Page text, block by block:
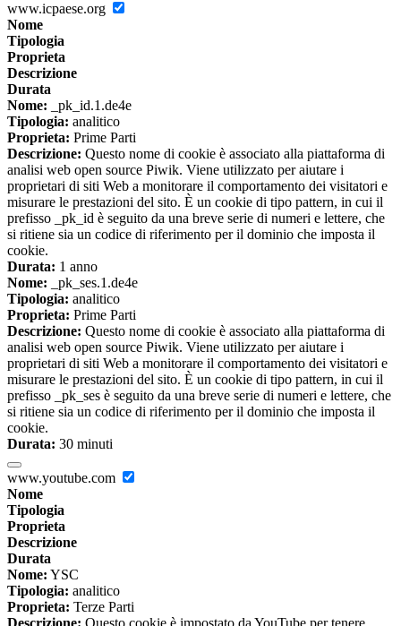
www.icpaese.org
Nome
Tipologia
Proprieta
Descrizione
Durata
Nome: _pk_id.1.de4e
Tipologia: analitico
Proprieta: Prime Parti
Descrizione: Questo nome di cookie è associato alla piattaforma di
analisi web open source Piwik. Viene utilizzato per aiutare i
proprietari di siti Web a monitorare il comportamento dei visitatori e
misurare le prestazioni del sito. È un cookie di tipo pattern, in cui il
prefisso _pk_id è seguito da una breve serie di numeri e lettere, che
si ritiene sia un codice di riferimento per il dominio che imposta il
cookie.
Durata: 1 anno
Nome: _pk_ses.1.de4e
Tipologia: analitico
Proprieta: Prime Parti
Descrizione: Questo nome di cookie è associato alla piattaforma di
analisi web open source Piwik. Viene utilizzato per aiutare i
proprietari di siti Web a monitorare il comportamento dei visitatori e
misurare le prestazioni del sito. È un cookie di tipo pattern, in cui il
prefisso _pk_ses è seguito da una breve serie di numeri e lettere, che
si ritiene sia un codice di riferimento per il dominio che imposta il
cookie.
Durata: 30 minuti
www.youtube.com
Nome
Tipologia
Proprieta
Descrizione
Durata
Nome: YSC
Tipologia: analitico
Proprieta: Terze Parti